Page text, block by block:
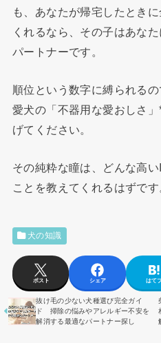
も、あなたが帰宅したとき
くれるなら、その子はあな
パートナーです。
順位という数字に縛られる
愛犬の「不器用な愛おしさ
げてください。
その純粋な瞳は、どんな高
ことを教えてくれるはずです
犬の知識
ポスト シェア はて
抜け毛の少ない犬種選び完全ガイ
ド 掃除の悩みやアレルギー不安を
解消する最適なパートナー探し